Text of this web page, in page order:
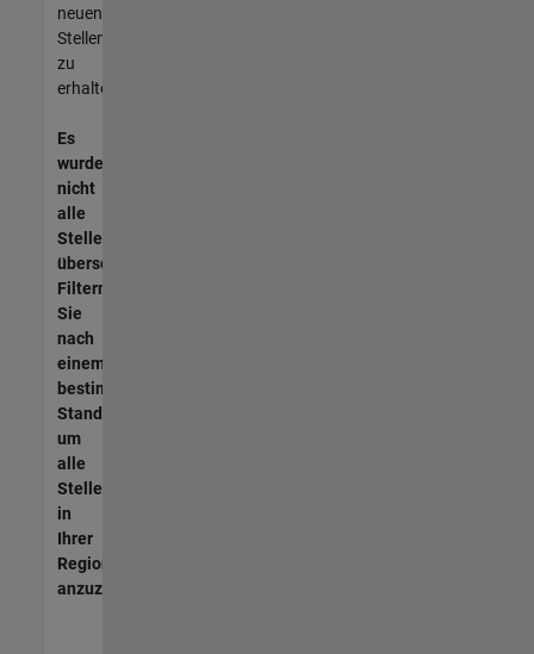
neuen
Stellenangeboten
zu
erhalten.
Es
wurden
nicht
alle
Stellen
übersetzt.
Filtern
Sie
nach
einem
bestimmten
Standort,
um
alle
Stellenangebote
in
Ihrer
Region
anzuzeigen.